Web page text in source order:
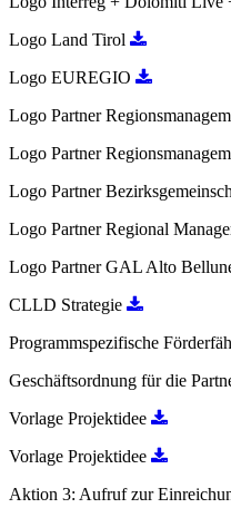
Logo Land Tirol
Logo EUREGIO
Logo Partner
Logo Partner
Logo Partner
Logo Partner Regional
Logo Partner GAL Alto
CLLD Strategie
Programmspezifische
Geschäftsordnung für die
Vorlage Projektidee
Vorlage Projektidee
Aktion 3: Aufruf zur